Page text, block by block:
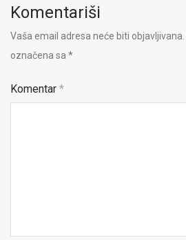
Komentariši
Vaša email adresa neće biti objavljivana.
označena sa *
Komentar *